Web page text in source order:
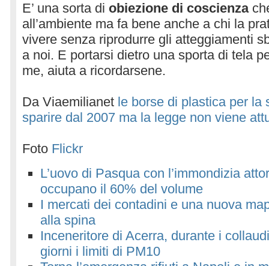
E’ una sorta di obiezione di coscienza
all’ambiente ma fa bene anche a chi la
vivere senza riprodurre gli atteggiamenti
a noi. E portarsi dietro una sporta di tela
me, aiuta a ricordarsene.
Da Viaemilianet le borse di plastica per la
sparire dal 2007 ma la legge non viene
Foto Flickr
L’uovo di Pasqua con l’immondizia
occupano il 60% del volume
I mercati dei contadini e una nuova
alla spina
Inceneritore di Acerra, durante i
giorni i limiti di PM10